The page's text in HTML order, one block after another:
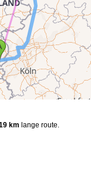
km lange route.